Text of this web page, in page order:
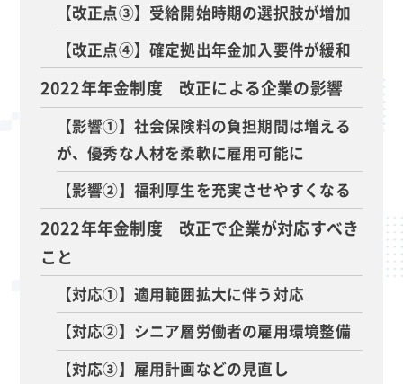
【改正点③】受給開始時期の選択肢が増加
【改正点④】確定拠出年金加入要件が緩和
2022年年金制度 改正による企業の影響
【影響①】社会保険料の負担期間は増える
が、優秀な人材を柔軟に雇用可能に
【影響②】福利厚生を充実させやすくなる
2022年年金制度 改正で企業が対応すべき
こと
【対応①】適用範囲拡大に伴う対応
【対応②】シニア層労働者の雇用環境整備
【対応③】雇用計画などの見直し